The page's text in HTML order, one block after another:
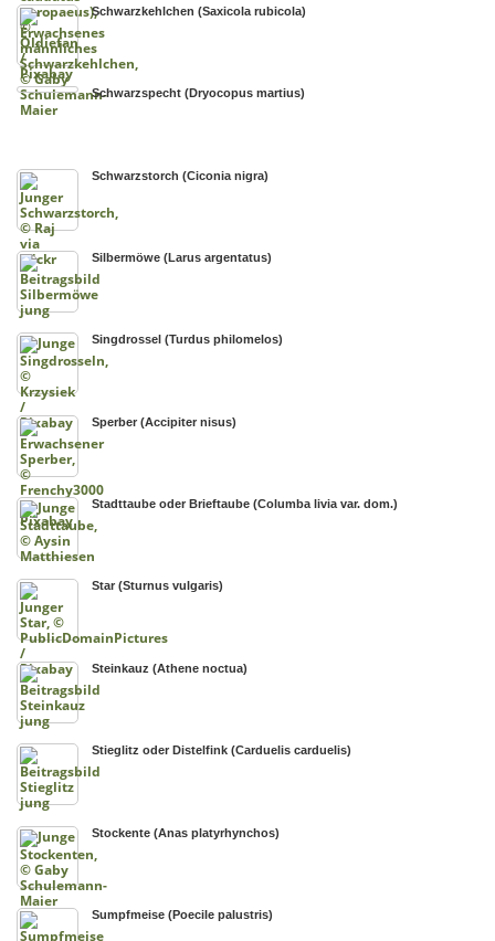
Schwarzkehlchen (Saxicola rubicola)
Schwarzspecht (Dryocopus martius)
Schwarzstorch (Ciconia nigra)
Silbermöwe (Larus argentatus)
Singdrossel (Turdus philomelos)
Sperber (Accipiter nisus)
Stadttaube oder Brieftaube (Columba livia var. dom.)
Star (Sturnus vulgaris)
Steinkauz (Athene noctua)
Stieglitz oder Distelfink (Carduelis carduelis)
Stockente (Anas platyrhynchos)
Sumpfmeise (Poecile palustris)